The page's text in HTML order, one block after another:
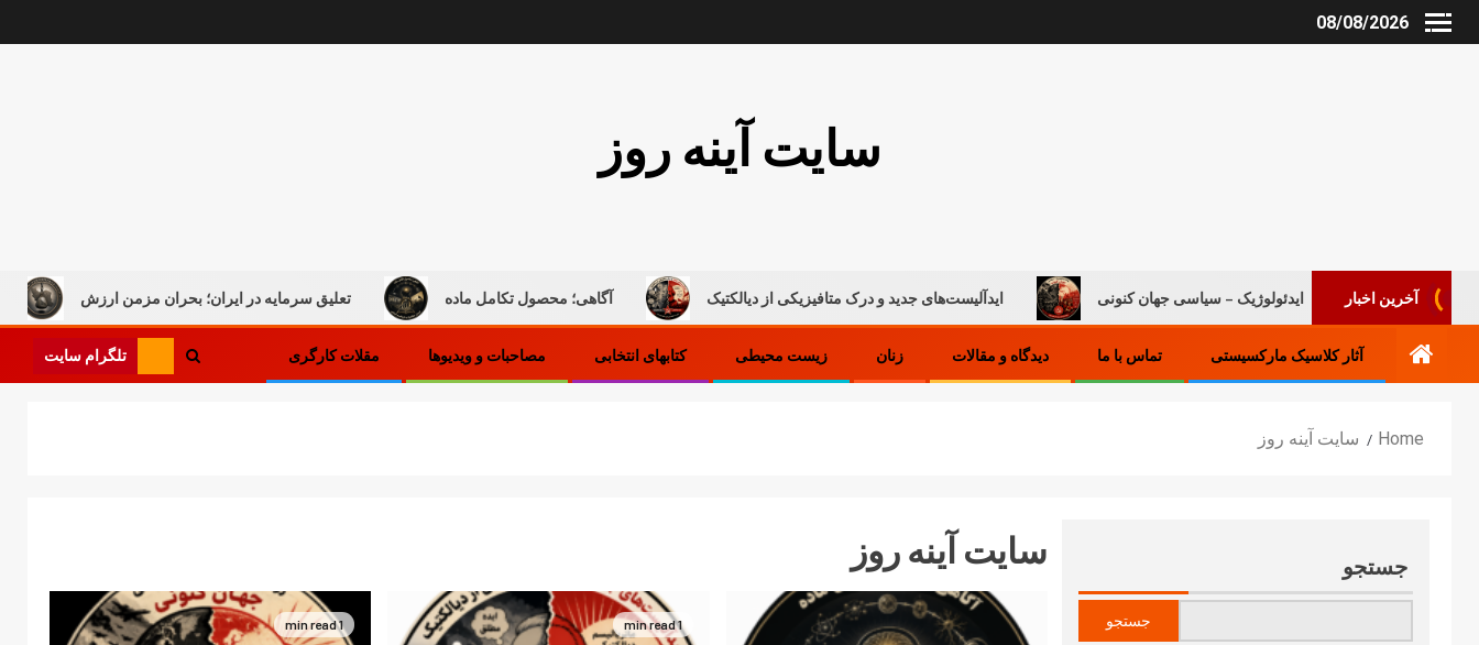
08/08/2026
سایت آینه روز
آخرین اخبار کار در میان تعلیق سرمایه در ایران؛ بحران مزمن ارزش آگاهی؛ محصول تکامل ماده ایدآلیست‌های جدید و درک متافیزیکی از دیالکتیک روند ایدئولوژیک – سیاسی جهان کنونی
آثار کلاسیک مارکسیستی تماس با ما دیدگاه و مقالات زنان زیست محیطی کتابهای انتخابی مصاحبات و ویدیوها مقلات کارگری تلگرام سایت
Home سایت آینه‌ روز
سایت آینه‌ روز
1 min read
1 min read
جستجو
جستجو